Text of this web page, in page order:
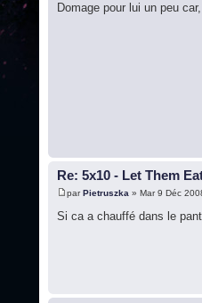
Domage pour lui un peu
Re: 5x10 - Let Them
parPietruszka » Mar 9 Déc
Si ca a chauffé dans le